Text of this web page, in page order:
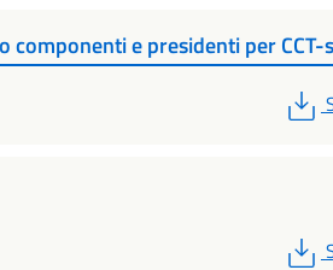
e presidenti per CCT-